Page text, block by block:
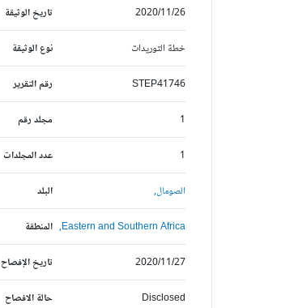
تاريخ الوثيقة 2020/11/26
نوع الوثيقة خطة التوريدات
رقم التقرير STEP41746
مجلد رقم 1
عدد المجلدات 1
البلد الصومال,
المنطقة Eastern and Southern Africa,
تاريخ الإفصاح 2020/11/27
حالة الافصاح Disclosed